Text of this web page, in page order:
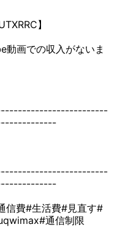
】
画での収入がないま
費#生活費#見直す#
通信制限